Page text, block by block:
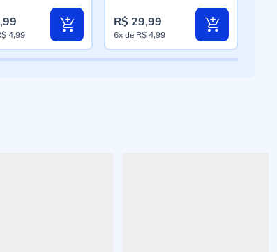
4,99
R$ 29,99
6xde R$ 4,99